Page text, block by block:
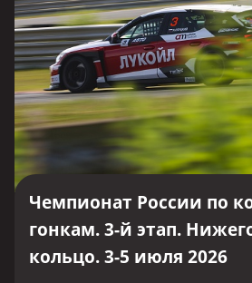
Чемпионат России по
гонкам. 3-й этап.
кольцо. 3-5 июля 2026